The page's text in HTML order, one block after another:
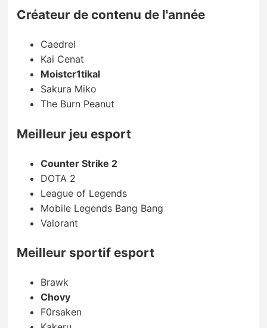
Créateur de contenu de l'année
Caedrel
Kai Cenat
Moistcr1tikal
Sakura Miko
The Burn Peanut
Meilleur jeu esport
Counter Strike 2
DOTA 2
League of Legends
Mobile Legends Bang Bang
Valorant
Meilleur sportif esport
Brawk
Chovy
F0rsaken